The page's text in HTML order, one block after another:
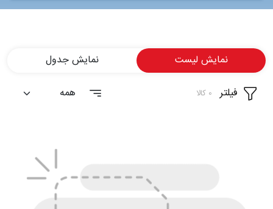
تماس
با ما
درباره
نمایش لیست
نمایش جدول
فیلتر
0 کالا